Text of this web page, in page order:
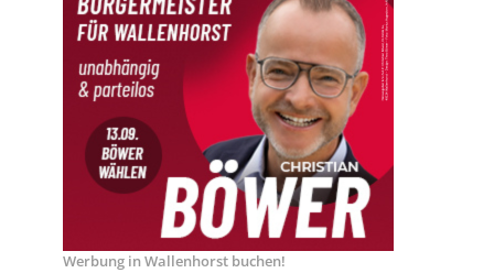
Werbung in Wallenhorst buchen!